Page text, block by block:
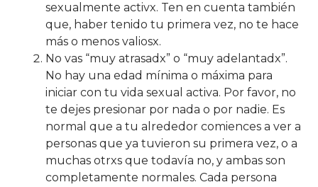
sexualmente activx. Ten en cuenta también
que, haber tenido tu primera vez, no te hace
más o menos valiosx.
No vas “muy atrasadx” o “muy adelantadx”.
No hay una edad mínima o máxima para
iniciar con tu vida sexual activa. Por favor, no
te dejes presionar por nada o por nadie. Es
normal que a tu alrededor comiences a ver a
personas que ya tuvieron su primera vez, o a
muchas otrxs que todavía no, y ambas son
completamente normales. Cada persona